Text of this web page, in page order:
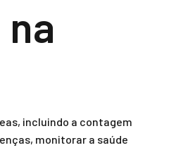
incluindo a contagem
monitorar a saúde